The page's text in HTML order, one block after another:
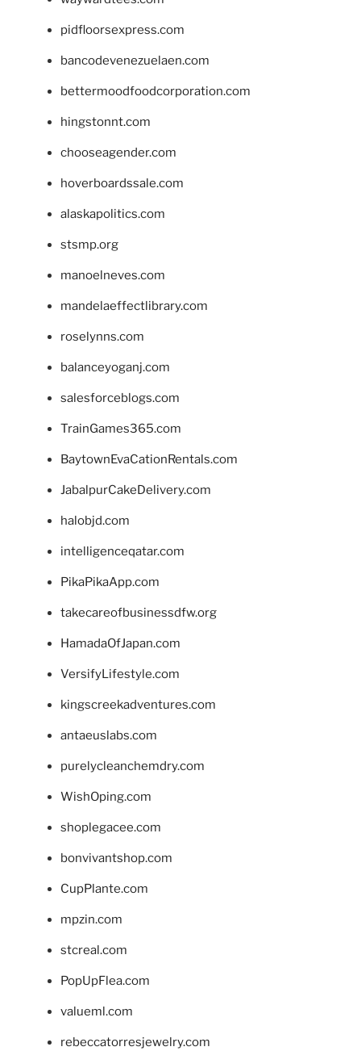
pidfloorsexpress.com
bancodevenezuelaen.com
bettermoodfoodcorporation.com
hingstonnt.com
chooseagender.com
hoverboardssale.com
alaskapolitics.com
stsmp.org
manoelneves.com
mandelaeffectlibrary.com
roselynns.com
balanceyoganj.com
salesforceblogs.com
TrainGames365.com
BaytownEvaCationRentals.com
JabalpurCakeDelivery.com
halobjd.com
intelligenceqatar.com
PikaPikaApp.com
takecareofbusinessdfw.org
HamadaOfJapan.com
VersifyLifestyle.com
kingscreekadventures.com
antaeuslabs.com
purelycleanchemdry.com
WishOping.com
shoplegacee.com
bonvivantshop.com
CupPlante.com
mpzin.com
stcreal.com
PopUpFlea.com
valueml.com
rebeccatorresjewelry.com